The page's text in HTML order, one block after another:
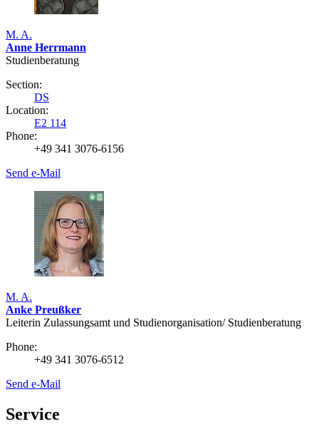
M. A.
Anne Herrmann
Studienberatung
Section:
DS
Location:
E2 114
Phone:
+49 341 3076-6156
Send e-Mail
M. A.
Anke Preußker
Leiterin Zulassungsamt und Studienorganisation/ Studienberatung
Phone:
+49 341 3076-6512
Send e-Mail
Service